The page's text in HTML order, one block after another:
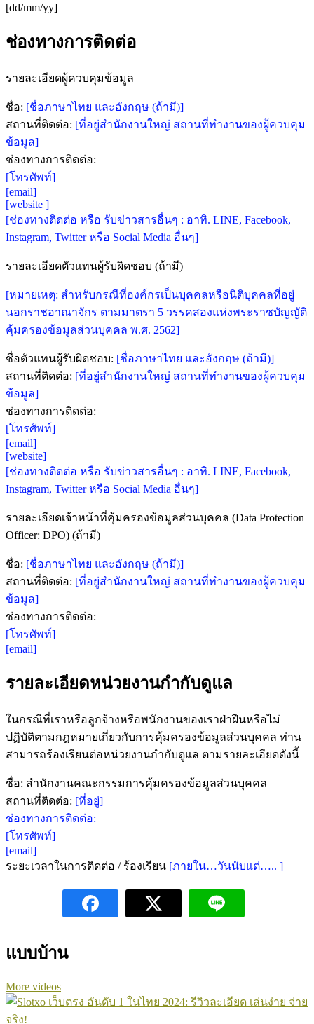
[dd/mm/yy]
ช่องทางการติดต่อ
รายละเอียดผู้ควบคุมข้อมูล
ชื่อ: [ชื่อภาษาไทย และอังกฤษ (ถ้ามี)]
สถานที่ติดต่อ: [ที่อยู่สำนักงานใหญ่ สถานที่ทำงานของผู้ควบคุม
ข้อมูล]
ช่องทางการติดต่อ:
[โทรศัพท์]
[email]
[website ]
[ช่องทางติดต่อ หรือ รับข่าวสารอื่นๆ : อาทิ. LINE, Facebook,
Instagram, Twitter หรือ Social Media อื่นๆ]
รายละเอียดตัวแทนผู้รับผิดชอบ (ถ้ามี)
[หมายเหตุ: สำหรับกรณีที่องค์กรเป็นบุคคลหรือนิติบุคคลที่อยู่
นอกราชอาณาจักร ตามมาตรา 5 วรรคสองแห่งพระราชบัญญัติ
คุ้มครองข้อมูลส่วนบุคคล พ.ศ. 2562]
ชื่อตัวแทนผู้รับผิดชอบ: [ชื่อภาษาไทย และอังกฤษ (ถ้ามี)]
สถานที่ติดต่อ: [ที่อยู่สำนักงานใหญ่ สถานที่ทำงานของผู้ควบคุม
ข้อมูล]
ช่องทางการติดต่อ:
[โทรศัพท์]
[email]
[website]
[ช่องทางติดต่อ หรือ รับข่าวสารอื่นๆ : อาทิ. LINE, Facebook,
Instagram, Twitter หรือ Social Media อื่นๆ]
รายละเอียดเจ้าหน้าที่คุ้มครองข้อมูลส่วนบุคคล (Data Protection
Officer: DPO) (ถ้ามี)
ชื่อ: [ชื่อภาษาไทย และอังกฤษ (ถ้ามี)]
สถานที่ติดต่อ: [ที่อยู่สำนักงานใหญ่ สถานที่ทำงานของผู้ควบคุม
ข้อมูล]
ช่องทางการติดต่อ:
[โทรศัพท์]
[email]
รายละเอียดหน่วยงานกำกับดูแล
ในกรณีที่เราหรือลูกจ้างหรือพนักงานของเราฝ่าฝืนหรือไม่
ปฏิบัติตามกฎหมายเกี่ยวกับการคุ้มครองข้อมูลส่วนบุคคล ท่าน
สามารถร้องเรียนต่อหน่วยงานกำกับดูแล ตามรายละเอียดดังนี้
ชื่อ: สำนักงานคณะกรรมการคุ้มครองข้อมูลส่วนบุคคล
สถานที่ติดต่อ: [ที่อยู่]
ช่องทางการติดต่อ:
[โทรศัพท์]
[email]
ระยะเวลาในการติดต่อ / ร้องเรียน [ภายใน…วันนับแต่….. ]
แบบบ้าน
More videos